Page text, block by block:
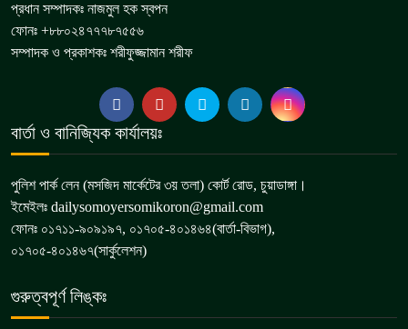
প্রধান সম্পাদকঃ নাজমুল হক স্বপন
ফোনঃ +৮৮০২৪৭৭৭৮৭৫৫৬
সম্পাদক ও প্রকাশকঃ শরীফুজ্জামান শরীফ
বার্তা ও বানিজ্যিক কার্যালয়ঃ
পুলিশ পার্ক লেন (মসজিদ মার্কেটের ৩য় তলা) কোর্ট রোড, চুয়াডাঙ্গা।
ইমেইলঃ dailysomoyersomikoron@gmail.com
ফোনঃ ০১৭১১-৯০৯১৯৭, ০১৭০৫-৪০১৪৬৪(বার্তা-বিভাগ),
০১৭০৫-৪০১৪৬৭(সার্কুলেশন)
গুরুত্বপূর্ণ লিঙ্কঃ